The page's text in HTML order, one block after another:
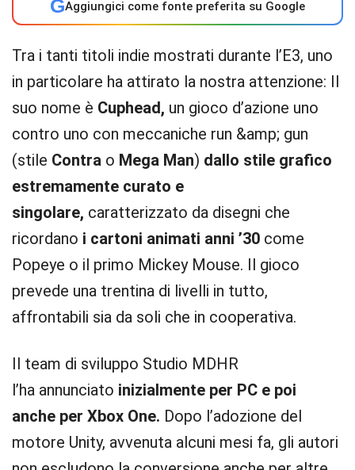
GAggiungici come fonte preferita su Google
Tra i tanti titoli indie mostrati durante l’E3, uno
in particolare ha attirato la nostra attenzione: Il
suo nome è Cuphead, un gioco d’azione uno
contro uno con meccaniche run &amp; gun
(stile Contra o Mega Man) dallo stile grafico
estremamente curato e
singolare, caratterizzato da disegni che
ricordano i cartoni animati anni ’30 come
Popeye o il primo Mickey Mouse. Il gioco
prevede una trentina di livelli in tutto,
affrontabili sia da soli che in cooperativa.
Il team di sviluppo Studio MDHR
l’ha annunciato inizialmente per PC e poi
anche per Xbox One. Dopo l’adozione del
motore Unity, avvenuta alcuni mesi fa, gli autori